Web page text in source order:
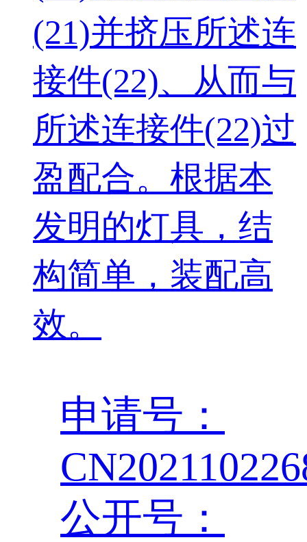
(21)并挤压所述连
接件(22)、从而与
所述连接件(22)过
盈配合。根据本
发明的灯具，结
构简单，装配高
效。
申请号：
公开号：